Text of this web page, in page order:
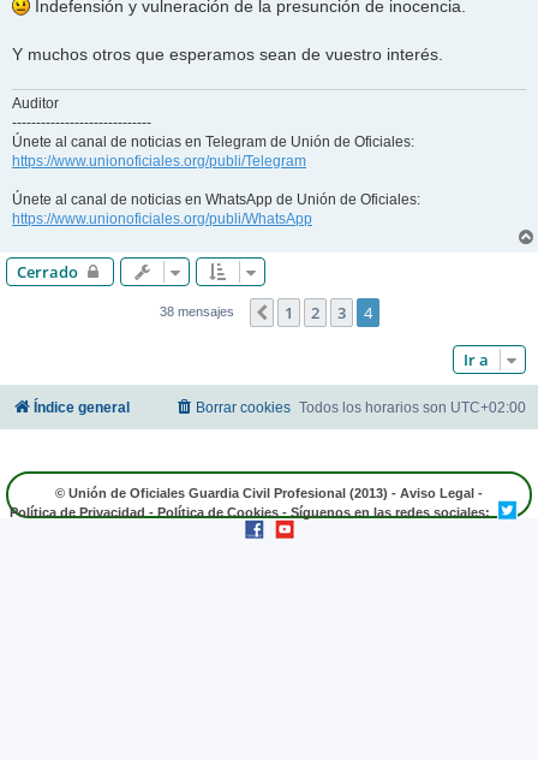
Indefensión y vulneración de la presunción de inocencia.
Y muchos otros que esperamos sean de vuestro interés.
Auditor
-----------------------------
Únete al canal de noticias en Telegram de Unión de Oficiales:
https://www.unionoficiales.org/publi/Telegram
Únete al canal de noticias en WhatsApp de Unión de Oficiales:
https://www.unionoficiales.org/publi/WhatsApp
Cerrado
38 mensajes Anterior
1 2 3 4
Ir a
Índice general Todos los horarios son UTC+02:00
Borrar cookies
© Unión de Oficiales Guardia Civil Profesional (2013) - Aviso Legal -
Política de Privacidad - Política de Cookies - Síguenos en las redes sociales: